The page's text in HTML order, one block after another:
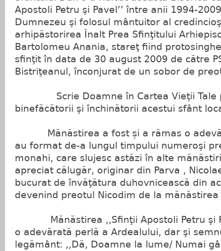
Apostoli Petru şi Pavel’’ între anii 1994-
Dumnezeu şi folosul mântuitor al
arhipăstorirea Înalt Prea Sfinţitului
Bartolomeu Anania, stareţ fiind
sfinţit în data de 30 august 2009 de către
Bistriţeanul, înconjurat de un sobor de
Scrie Doamne în Cartea Vieţii Tale
binefăcătorii şi închinătorii acestui sfânt
Mănăstirea a fost și a rămas o
au format de-a lungul timpului numeroşi
monahi, care slujesc astăzi în alte
apreciat călugăr, originar din Parva ,
bucurat de învăţătura duhovnicească din
devenind preotul Nicodim de la mănăstirea
Mănăstirea ,,Sfinţii Apostoli Petru şi
o adevărată perlă a Ardealului, dar şi
legământ: ,,Dă, Doamne la lume/ Numai